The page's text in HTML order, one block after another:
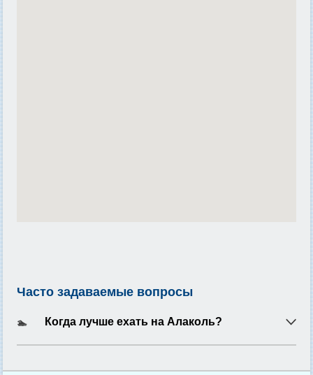
Часто задаваемые вопросы
🏊 Когда лучше ехать на Алаколь?